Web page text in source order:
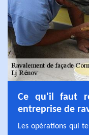
Ce qu'il faut
entreprise de
Les opérations qui